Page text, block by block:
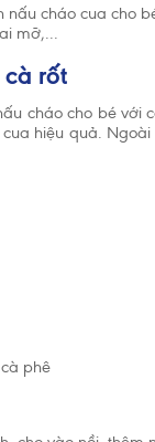
nấu cháo cua cho
mỡ,...
cà rốt
cháo cho bé với
hiệu quả. Ngoài
phê